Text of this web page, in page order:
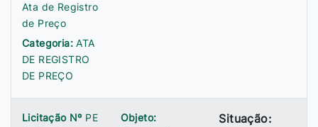
Ata de Registro
de Preço
Categoria:ATA
DE REGISTRO
DE PREÇO
Licitação Nº PE
Objeto:
Situação: